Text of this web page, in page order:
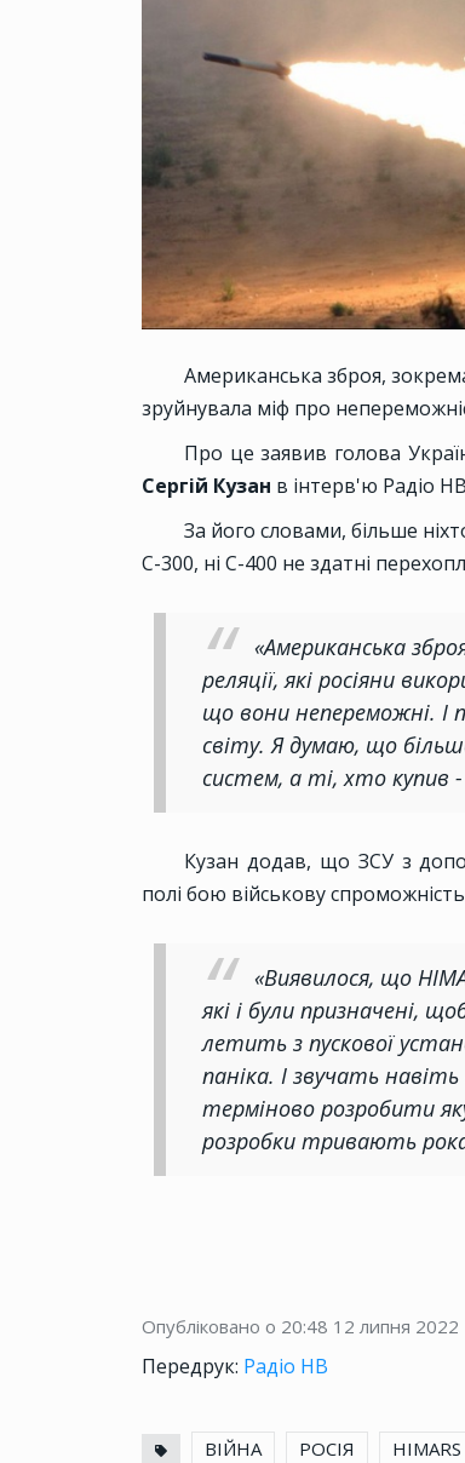
Американська зброя,
зруйнувала міф про
Про це заявив голова
Сергій Кузан в інтерв'ю Радіо
За його словами, більше
С-300, ні С-400 не здатні
«Американська
реляції, які росіяни
що вони непереможні. І
світу. Я думаю, що
систем, а ті, хто купив
Кузан додав, що ЗСУ з
полі бою військову спроможність
«Виявилося, що
які і були призначені,
летить з пускової
паніка. І звучать
терміново розробити
розробки тривають
Опубліковано о 20:48 12 липня 2022
Передрук: Радіо НВ
ВІЙНА РОСІЯ HIMARS